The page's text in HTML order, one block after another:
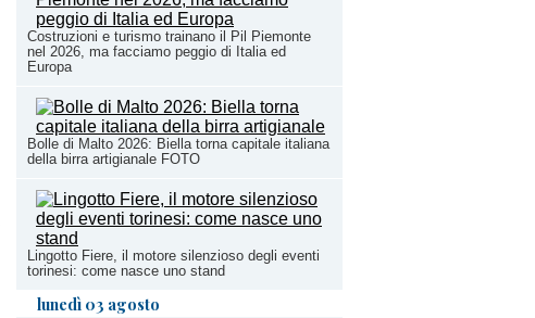
Costruzioni e turismo trainano il Pil Piemonte
nel 2026, ma facciamo peggio di Italia ed
Europa
Bolle di Malto 2026: Biella torna capitale italiana
della birra artigianale FOTO
Lingotto Fiere, il motore silenzioso degli eventi
torinesi: come nasce uno stand
lunedì 03 agosto